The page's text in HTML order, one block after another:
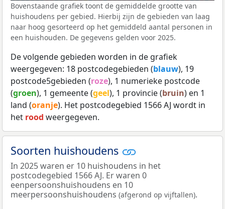
Bovenstaande grafiek toont de gemiddelde grootte van
huishoudens per gebied. Hierbij zijn de gebieden van laag
naar hoog gesorteerd op het gemiddeld aantal personen in
een huishouden. De gegevens gelden voor 2025.
De volgende gebieden worden in de grafiek
weergegeven: 18 postcodegebieden (blauw), 19
postcode5gebieden (roze), 1 numerieke postcode
(groen), 1 gemeente (geel), 1 provincie (bruin) en 1
land (oranje). Het postcodegebied 1566 AJ wordt in
het rood weergegeven.
Soorten huishoudens
In 2025 waren er 10 huishoudens in het
postcodegebied 1566 AJ. Er waren 0
eenpersoonshuishoudens en 10
meerpersoonshuishoudens (afgerond op vijftallen).